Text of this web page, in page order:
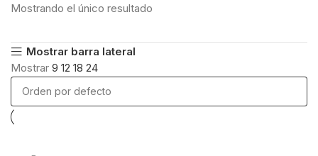
Mostrando el único resultado
Mostrar barra lateral
Mostrar 9 12 18 24